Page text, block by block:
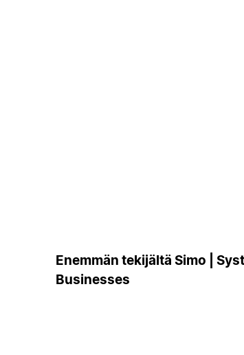
Enemmän tekijältä Simo |
Businesses